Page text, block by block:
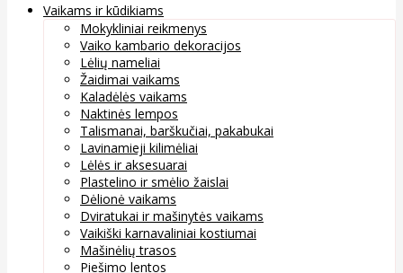
Vaikams ir kūdikiams
Mokykliniai reikmenys
Vaiko kambario dekoracijos
Lėlių nameliai
Žaidimai vaikams
Kaladėlės vaikams
Naktinės lempos
Talismanai, barškučiai, pakabukai
Lavinamieji kilimėliai
Lėlės ir aksesuarai
Plastelino ir smėlio žaislai
Dėlionė vaikams
Dviratukai ir mašinytės vaikams
Vaikiški karnavaliniai kostiumai
Mašinėlių trasos
Piešimo lentos